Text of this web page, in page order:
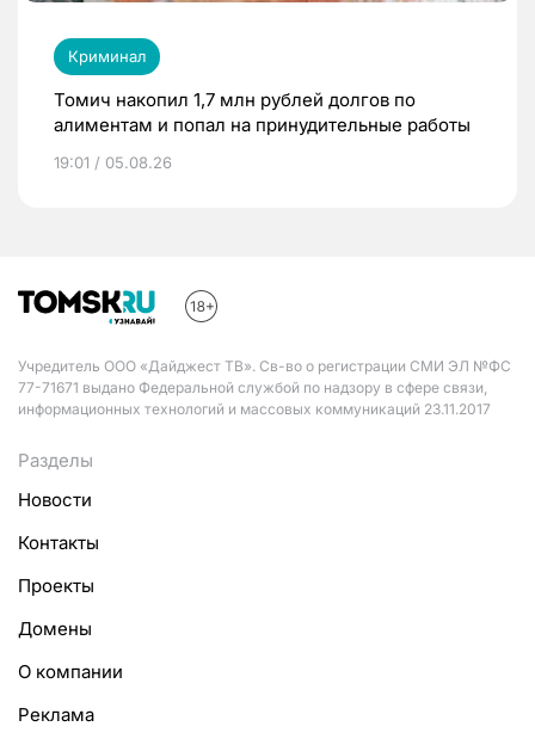
Криминал
Томич накопил 1,7 млн рублей долгов по
алиментам и попал на принудительные работы
19:01 / 05.08.26
Учредитель ООО «Дайджест ТВ». Св-во о регистрации СМИ ЭЛ №ФС
77-71671 выдано Федеральной службой по надзору в сфере связи,
информационных технологий и массовых коммуникаций 23.11.2017
Разделы
Новости
Контакты
Проекты
Домены
О компании
Реклама